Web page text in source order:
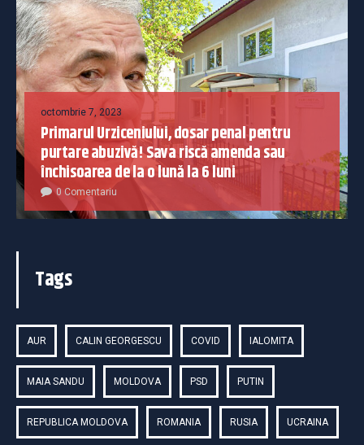
octombrie 7, 2023
Primarul Urziceniului, dosar penal pentru
purtare abuzivă! Sava riscă amenda sau
închisoarea de la o lună la 6 luni
0 Comentariu
Tags
AUR CALIN GEORGESCU COVID IALOMITA
MAIA SANDU MOLDOVA PSD PUTIN
REPUBLICA MOLDOVA ROMANIA RUSIA UCRAINA